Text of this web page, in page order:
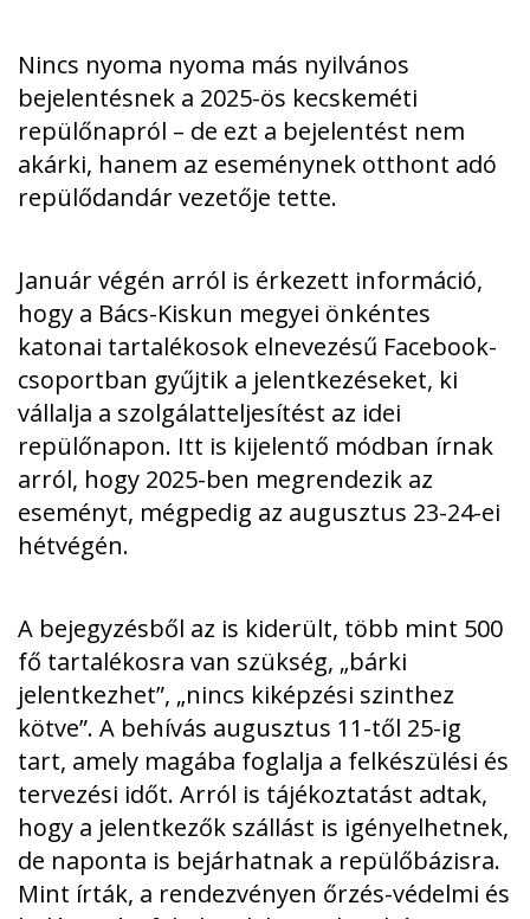
Nincs nyoma nyoma más nyilvános
bejelentésnek a 2025-ös kecskeméti
repülőnapról – de ezt a bejelentést nem
akárki, hanem az eseménynek otthont adó
repülődandár vezetője tette.
Január végén arról is érkezett információ,
hogy a Bács-Kiskun megyei önkéntes
katonai tartalékosok elnevezésű Facebook-
csoportban gyűjtik a jelentkezéseket, ki
vállalja a szolgálatteljesítést az idei
repülőnapon. Itt is kijelentő módban írnak
arról, hogy 2025-ben megrendezik az
eseményt, mégpedig az augusztus 23-24-ei
hétvégén.
A bejegyzésből az is kiderült, több mint 500
fő tartalékosra van szükség, „bárki
jelentkezhet”, „nincs kiképzési szinthez
kötve”. A behívás augusztus 11-től 25-ig
tart, amely magába foglalja a felkészülési és
tervezési időt. Arról is tájékoztatást adtak,
hogy a jelentkezők szállást is igényelhetnek,
de naponta is bejárhatnak a repülőbázisra.
Mint írták, a rendezvényen őrzés-védelmi és